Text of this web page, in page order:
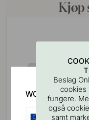
Kjøp
Beslag
cookies
fungere.
også
samt
WOULD YOU
EU